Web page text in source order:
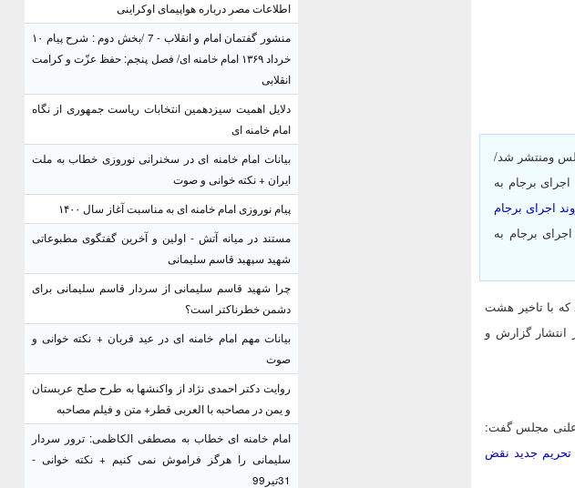
ومنتشر شد/
برجام به
اجرای برجام
برجام به
که با تاخیر هشت
انتشار گزارش و
تحریم جدید نقض
اطلاعات مصر درباره هواپیمای اوکراینی
منشور گفتمان امام و انقلاب - 7 /بخش دوم : شرح پیام ۱۰
خرداد ۱۳۶۹ امام خامنه ای/ فصل پنجم: حفظ عزّت و کرامت
انقلابی
دلایل اهمیت سیزدهمین انتخابات ریاست جمهوری از نگاه
امام خامنه ای
بیانات امام خامنه ای در سخنرانی نوروزی خطاب به ملت
ایران + نکته خوانی و صوت
پیام نوروزی امام خامنه ای به مناسبت آغاز سال ۱۴۰۰
مستند در میانه آتش - اولین و آخرین گفتگوی مطبوعاتی
شهید سپهبد قاسم سلیمانی
چرا شهید قاسم سلیمانی از سردار قاسم سلیمانی برای
دشمن خطرناکتر است؟
بیانات مهم امام خامنه ای در عید قربان + نکته خوانی و
صوت
روایت دکتر احمدی نژاد از واکنشها به طرح صلح عربستان
و یمن در مصاحبه با العربی قطر+ متن و فیلم مصاحبه
امام خامنه ای خطاب به مصطفی الکاظمی: ترور سردار
سلیمانی را هرگز فراموش نمی کنیم + نکته خوانی -
31تیر99